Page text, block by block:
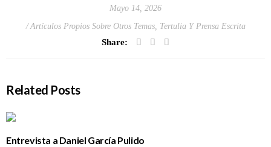
Mayo 14, 2026
Artículos Propios Sobre Otros Temas, Tertulia Y Prensa Escrita
Share:
Related Posts
Entrevista a Daniel García Pulido